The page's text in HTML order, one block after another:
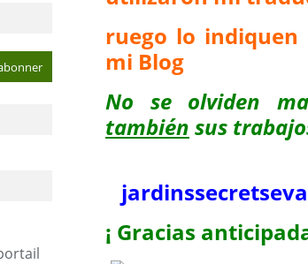
ruego lo indiquen
mi Blog
No se olviden
también sus
jardinssecretse
¡ Gracias